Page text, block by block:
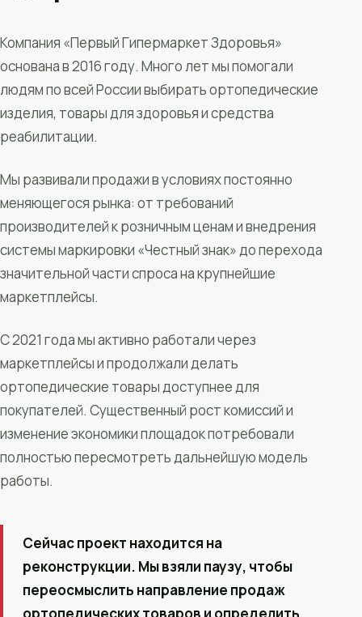
Компания «Первый Гипермаркет Здоровья»
основана в 2016 году. Много лет мы помогали
людям по всей России выбирать ортопедические
изделия, товары для здоровья и средства
реабилитации.
Мы развивали продажи в условиях постоянно
меняющегося рынка: от требований
производителей к розничным ценам и внедрения
системы маркировки «Честный знак» до перехода
значительной части спроса на крупнейшие
маркетплейсы.
С 2021 года мы активно работали через
маркетплейсы и продолжали делать
ортопедические товары доступнее для
покупателей. Существенный рост комиссий и
изменение экономики площадок потребовали
полностью пересмотреть дальнейшую модель
работы.
Сейчас проект находится на
реконструкции. Мы взяли паузу, чтобы
переосмыслить направление продаж